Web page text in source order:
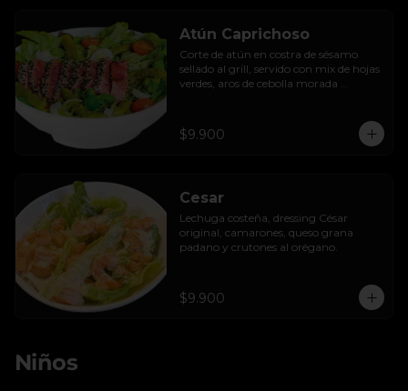
Atún Caprichoso
Corte de atún en costra de sésamo
sellado al grill, servido con mix de hojas
verdes, aros de cebolla morada
almendras.
$9.900
Cesar
Lechuga costeña, dressing César
original, camarones, queso grana
padano y crutones al orégano.
$9.900
Niños